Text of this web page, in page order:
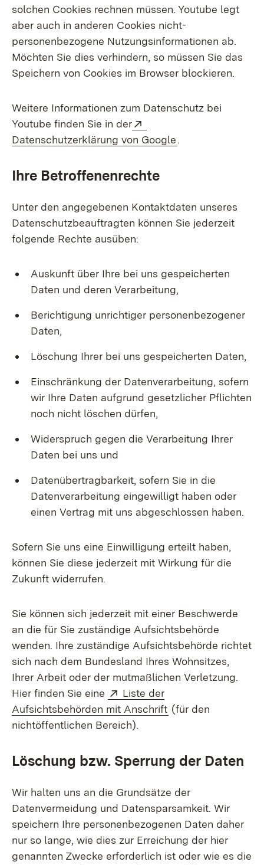
solchen Cookies rechnen müssen. Youtube legt
aber auch in anderen Cookies nicht-
personenbezogene Nutzungsinformationen ab.
Möchten Sie dies verhindern, so müssen Sie das
Speichern von Cookies im Browser blockieren.
Weitere Informationen zum Datenschutz bei
Youtube finden Sie in der
Datenschutzerklärung von Google.
Ihre Betroffenenrechte
Unter den angegebenen Kontaktdaten unseres
Datenschutzbeauftragten können Sie jederzeit
folgende Rechte ausüben:
Auskunft über Ihre bei uns gespeicherten
Daten und deren Verarbeitung,
Berichtigung unrichtiger personenbezogener
Daten,
Löschung Ihrer bei uns gespeicherten Daten,
Einschränkung der Datenverarbeitung, sofern
wir Ihre Daten aufgrund gesetzlicher Pflichten
noch nicht löschen dürfen,
Widerspruch gegen die Verarbeitung Ihrer
Daten bei uns und
Datenübertragbarkeit, sofern Sie in die
Datenverarbeitung eingewilligt haben oder
einen Vertrag mit uns abgeschlossen haben.
Sofern Sie uns eine Einwilligung erteilt haben,
können Sie diese jederzeit mit Wirkung für die
Zukunft widerrufen.
Sie können sich jederzeit mit einer Beschwerde
an die für Sie zuständige Aufsichtsbehörde
wenden. Ihre zuständige Aufsichtsbehörde richtet
sich nach dem Bundesland Ihres Wohnsitzes,
Ihrer Arbeit oder der mutmaßlichen Verletzung.
Hier finden Sie eine
Extern:
Liste der
Aufsichtsbehörden mit Anschrift (Öffnet in neuem
(für den
nichtöffentlichen Bereich).
Löschung bzw. Sperrung der Daten
Wir halten uns an die Grundsätze der
Datenvermeidung und Datensparsamkeit. Wir
speichern Ihre personenbezogenen Daten daher
nur so lange, wie dies zur Erreichung der hier
genannten Zwecke erforderlich ist oder wie es die